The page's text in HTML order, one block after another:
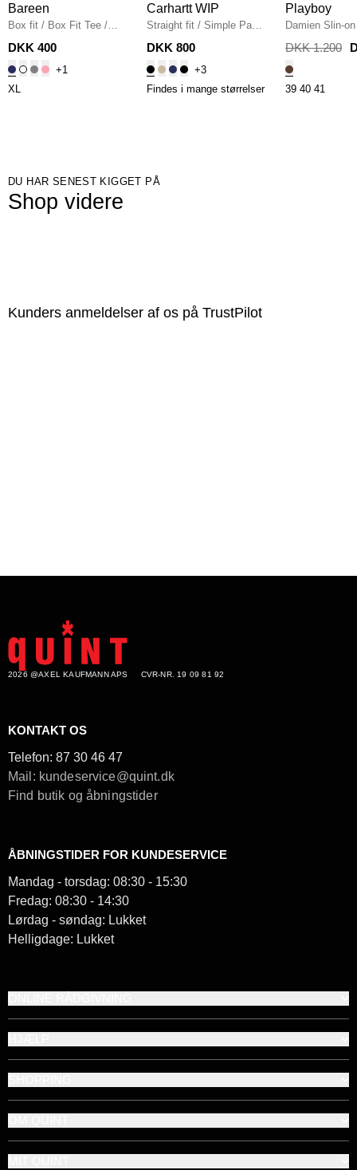
Bareen
Box fit / Box Fit Tee /
NAVY
DKK 400
+1
XL
Carhartt WIP
Straight fit / Simple Pant
I020075 / BLACK
DKK 800
+3
Findes i mange størrelser
Playboy
Damien Slin-on
DKK 1.200
39 40 41
DU HAR SENEST KIGGET PÅ
Shop videre
Kunders anmeldelser af os på TrustPilot
2026 @AXEL KAUFMANN APS CVR-NR. 19 09 81 92
KONTAKT OS
Telefon: 87 30 46 47
Mail: kundeservice@quint.dk
Find butik og åbningstider
ÅBNINGSTIDER FOR KUNDESERVICE
Mandag - torsdag: 08:30 - 15:30
Fredag: 08:30 - 14:30
Lørdag - søndag: Lukket
Helligdage: Lukket